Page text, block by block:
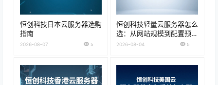
恒创科技日本云服务器选购
指南
2026-08-07 5
恒创科技轻量云服务器怎么
选：从网站规模到配置预算
的购买建议
2026-08-04 5